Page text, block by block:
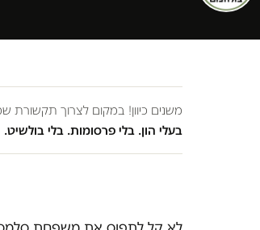
משנים כיוון! במקום לצרוך תקשורת
בעלי הון. בלי פרסומות. בלי בולשיט.